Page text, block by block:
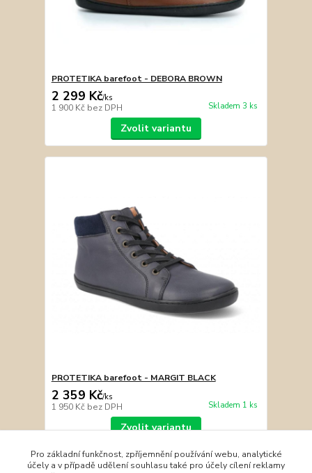
PROTETIKA barefoot - DEBORA BROWN
2 299 Kč/ks
1 900 Kč bez DPH Skladem 3 ks
Zvolit variantu
PROTETIKA barefoot - MARGIT BLACK
2 359 Kč/ks
1 950 Kč bez DPH Skladem 1 ks
Zvolit variantu
Pro základní funkčnost, zpříjemnění používání webu, analytické
účely a v případě udělení souhlasu také pro účely cílení reklamy